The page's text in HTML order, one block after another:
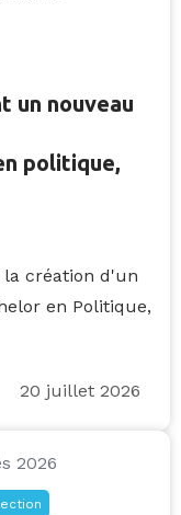
un nouveau
politique,
la création d'un
en Politique,
20 juillet 2026